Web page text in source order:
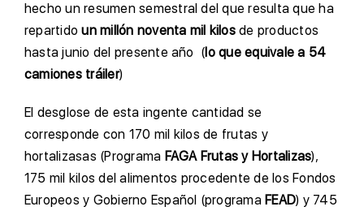
hecho un resumen semestral del que resulta que ha
repartidoun millón noventa mil kilosde productos
hasta junio del presente año (lo que equivale a 54
camiones tráiler)
El desglose de esta ingente cantidad se
corresponde con 170 mil kilos de frutas y
hortalizasas (Programa FAGA Frutas y Hortalizas),
175 mil kilos del alimentos procedente de los Fondos
Europeos y Gobierno Español (programaFEAD) y 745